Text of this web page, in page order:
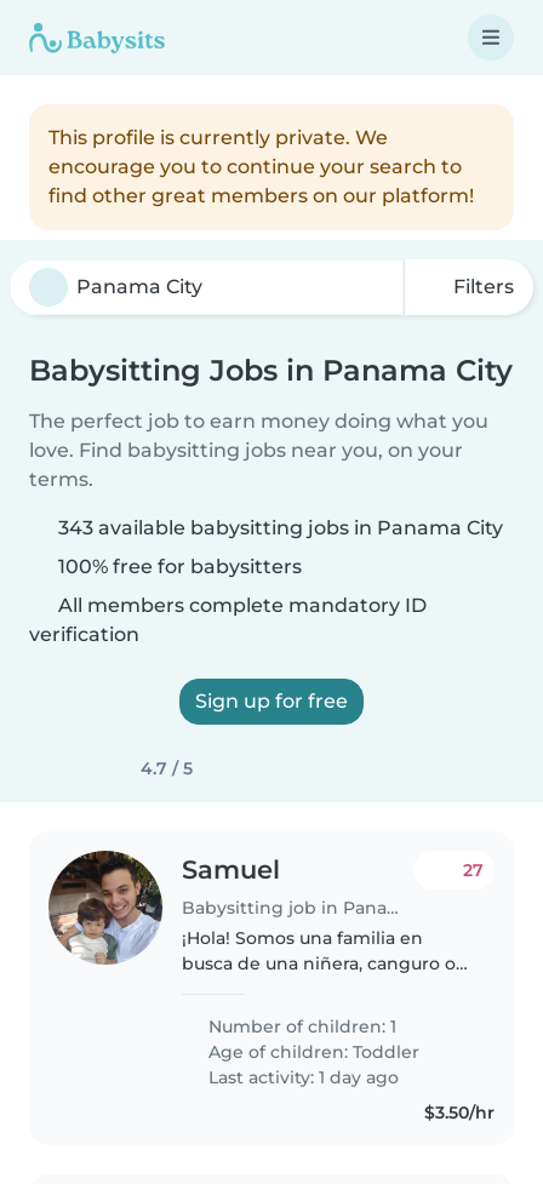
This profile is currently private. We
encourage you to continue your search to
find other great members on our platform!
Filters
Babysitting Jobs in Panama City
The perfect job to earn money doing what you
love. Find babysitting jobs near you, on your
terms.
343 available babysitting jobs in Panama City
100% free for babysitters
All members complete mandatory ID
verification
Sign up for free
4.7 / 5
Samuel
Babysitting job in Panama City
27
¡Hola! Somos una familia en
busca de una niñera, canguro o
pequeño. Es cariñoso, muy
energético y curioso.
Necesitamos a alguien cómodo/a
cocinando y..
Number of children: 1
Age of children:Toddler
Last activity: 1 day ago
$3.50/hr